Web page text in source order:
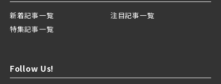
新着記事一覧
注目記事一覧
特集記事一覧
Follow Us!